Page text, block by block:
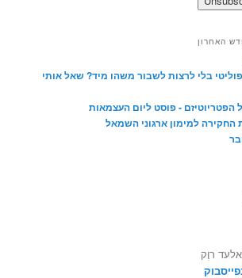
האחרון
בלי לרצות לשבור משהו מיד? שאל אותי
הפטריוטיזם - פוסט ליום העצמאות
החקירה למימון ארגוני השמאל
רוֶק